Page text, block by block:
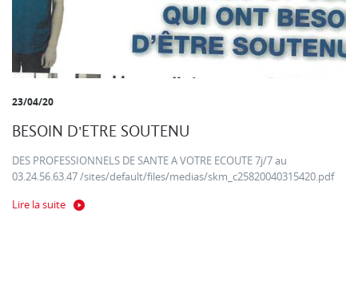
23/04/20
BESOIN D'ETRE SOUTENU
DES PROFESSIONNELS DE SANTE A VOTRE ECOUTE 7j/7 au
03.24.56.63.47 /sites/default/files/medias/skm_c25820040315420.pdf
Lire la suite